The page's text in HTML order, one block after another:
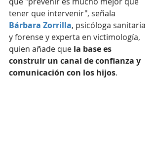
tener que intervenir", señala
Bárbara Zorrilla, psicóloga sanitaria
y forense y experta en victimología,
quien añade que la base es
construir un canal de confianza y
comunicación con los hijos.